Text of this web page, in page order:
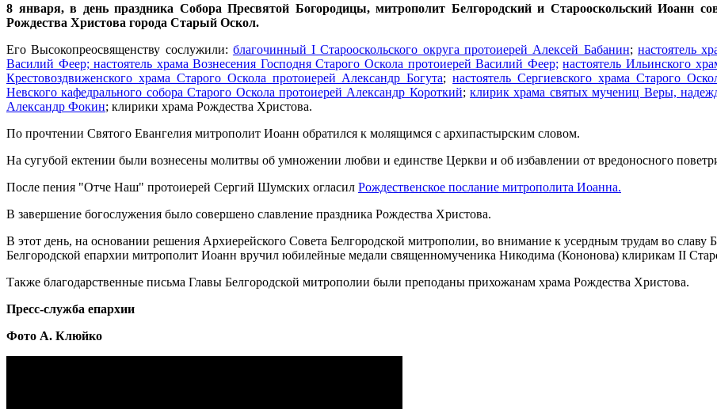
8 января, в день праздника Собора Пресвятой Богородицы, митрополит Белгородский и Старооскольский Иоанн
Рождества Христова города Старый Оскол.
Его Высокопреосвященству сослужили: благочинный I Старооскольского округа протоиерей Алексей Бабанин; настоятель
Василий Феер; настоятель храма Вознесения Господня Старого Оскола протоиерей Василий Феер; настоятель Ильинского
Крестовоздвиженского храма Старого Оскола протоиерей Александр Богута;настоятель Сергиевского храма Старого
Невского кафедрального собора Старого Оскола протоиерей Александр Короткий;клирик храма святых мучениц Веры,
Александр Фокин; клирики храма Рождества Христова.
По прочтении Святого Евангелия митрополит Иоанн обратился к молящимся с архипастырским словом.
На сугубой ектении были вознесены молитвы об умножении любви и единстве Церкви и об избавлении от вредоносного
После пения "Отче Наш" протоиерей Сергий Шумских огласил Рождественское послание митрополита Иоанна.
В завершение богослужения было совершено славление праздника Рождества Христова.
В этот день, на основании решения Архиерейского Совета Белгородской митрополии, во внимание к усердным трудам во славу
Белгородской епархии митрополит Иоанн вручил юбилейные медали священномученика Никодима (Кононова) клирикам II
Также благодарственные письма Главы Белгородской митрополии были преподаны прихожанам храма Рождества Христова.
Пресс-служба епархии
Фото А. Клюйко